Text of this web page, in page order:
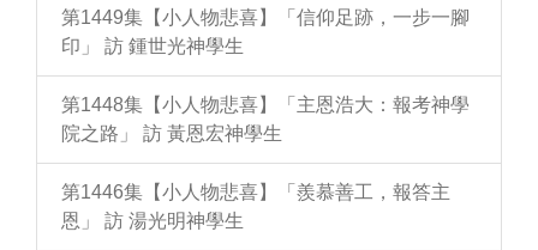
第1449集【小人物悲喜】「信仰足跡，一步一腳
印」 訪 鍾世光神學生
第1448集【小人物悲喜】「主恩浩大：報考神學
院之路」 訪 黃恩宏神學生
第1446集【小人物悲喜】「羨慕善工，報答主
恩」 訪 湯光明神學生